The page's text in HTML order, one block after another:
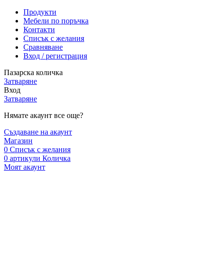
Продукти
Мебели по поръчка
Контакти
Списък с желания
Сравняване
Вход / регистрация
Пазарска количка
Затваряне
Вход
Затваряне
Нямате акаунт все още?
Създаване на акаунт
Магазин
0 Списък с желания
0 артикули Количка
Моят акаунт